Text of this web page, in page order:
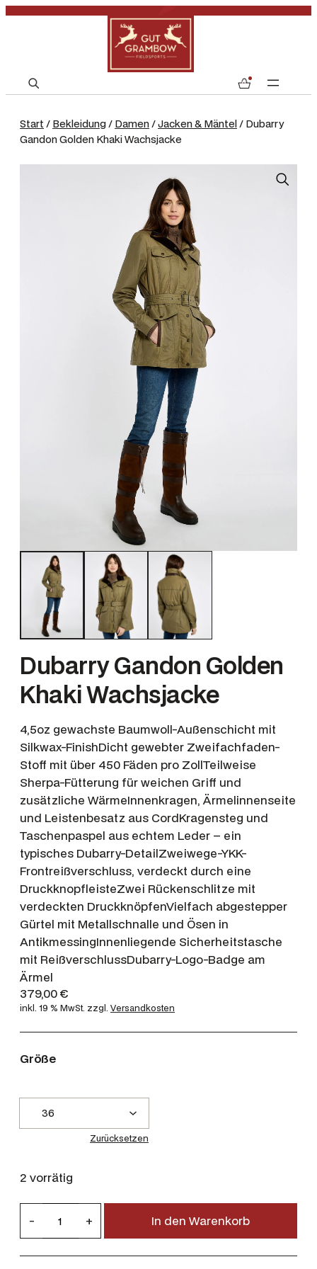
e
r
h
0
Start / Bekleidung / Damen /Jacken & Mäntel / Dubarry
Gandon Golden Khaki Wachsjacke
Dubarry Gandon Golden
Khaki Wachsjacke
4,5oz gewachste Baumwoll-Außen­schicht mit
Silkwax-FinishDicht gewebter Zweifachfaden-
Stoff mit über 450 Fäden pro ZollTeilweise
Sherpa-Fütterung für weichen Griff und
zusätzliche WärmeInnenkragen, Ärmelinnenseite
und Leistenbesatz aus CordKragensteg und
Taschenpaspel aus echtem Leder – ein
typisches Dubarry-DetailZweiwege-YKK-
Frontreißverschluss, verdeckt durch eine
DruckknopfleisteZwei Rückenschlitze mit
verdeckten DruckknöpfenVielfach abgestepper
Gürtel mit Metallschnalle und Ösen in
AntikmessingInnenliegende Sicherheitstasche
mit ReißverschlussDubarry-Logo-Badge am
Ärmel
379,00€
inkl. 19 % MwSt. zzgl. Versandkosten
Größe
Zurücksetzen
2 vorrätig
- + In den Warenkorb